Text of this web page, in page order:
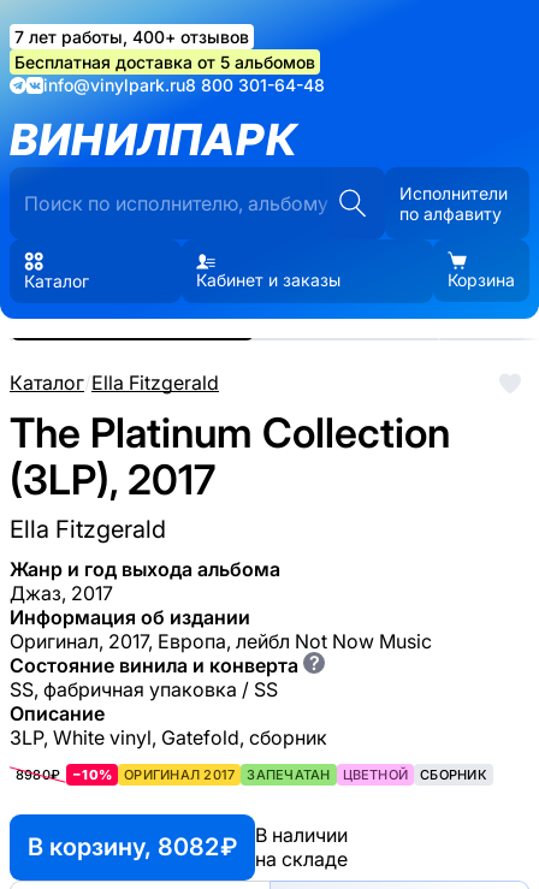
7 лет работы, 400+ отзывов
Бесплатная доставка от 5 альбомов
info@vinylpark.ru8 800 301-64-48
ВИНИЛПАРК
Исполнители
по алфавиту
Каталог Кабинет и заказы Корзина
Каталог/Ella Fitzgerald
The Platinum Collection
(3LP), 2017
Ella Fitzgerald
Жанр и год выхода альбома
Джаз, 2017
Информация об издании
Оригинал, 2017, Европа, лейбл Not Now Music
Состояние винила и конверта ?
SS, фабричная упаковка / SS
Описание
3LP, White vinyl, Gatefold, сборник
8980₽ −10% ОРИГИНАЛ 2017 ЗАПЕЧАТАН ЦВЕТНОЙ СБОРНИК
В корзину, 8082 ₽
В наличии
на складе
Реальные фото пластинки.
Нажмите, чтобы увеличить